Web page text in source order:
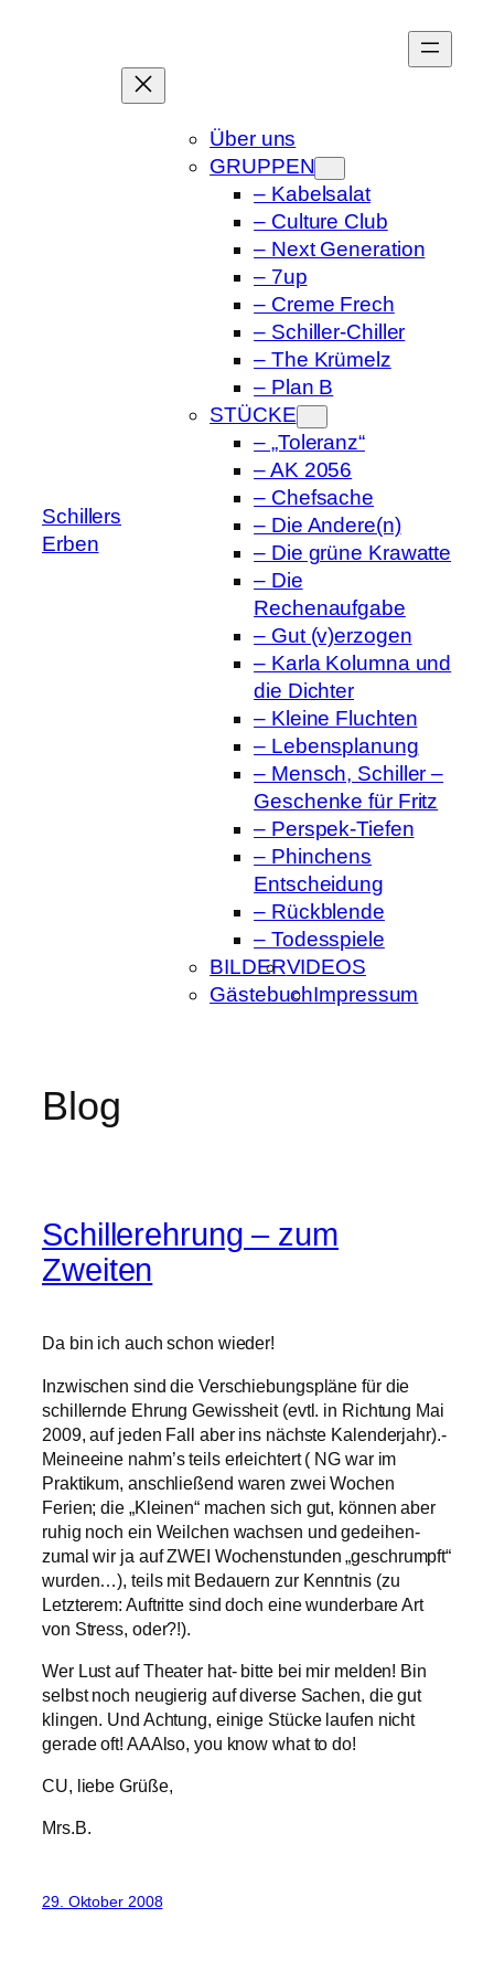
Schillers
Erben
Über uns
GRUPPEN
– Kabelsalat
– Culture Club
– Next Generation
– 7up
– Creme Frech
– Schiller-Chiller
– The Krümelz
– Plan B
STÜCKE
– „Toleranz“
– AK 2056
– Chefsache
– Die Andere(n)
– Die grüne Krawatte
– Die
Rechenaufgabe
– Gut (v)erzogen
– Karla Kolumna und
die Dichter
– Kleine Fluchten
– Lebensplanung
– Mensch, Schiller –
Geschenke für Fritz
– Perspek-Tiefen
– Phinchens
Entscheidung
– Rückblende
– Todesspiele
BILDERVIDEOS
GästebuchImpressum
Blog
Schillerehrung – zum
Zweiten
Da bin ich auch schon wieder!
Inzwischen sind die Verschiebungspläne für die
schillernde Ehrung Gewissheit (evtl. in Richtung Mai
2009, auf jeden Fall aber ins nächste Kalenderjahr).-
Meineeine nahm’s teils erleichtert ( NG war im
Praktikum, anschließend waren zwei Wochen
Ferien; die „Kleinen“ machen sich gut, können aber
ruhig noch ein Weilchen wachsen und gedeihen-
zumal wir ja auf ZWEI Wochenstunden „geschrumpft“
wurden…), teils mit Bedauern zur Kenntnis (zu
Letzterem: Auftritte sind doch eine wunderbare Art
von Stress, oder?!).
Wer Lust auf Theater hat- bitte bei mir melden! Bin
selbst noch neugierig auf diverse Sachen, die gut
klingen. Und Achtung, einige Stücke laufen nicht
gerade oft! AAAlso, you know what to do!
CU, liebe Grüße,
Mrs.B.
29. Oktober 2008